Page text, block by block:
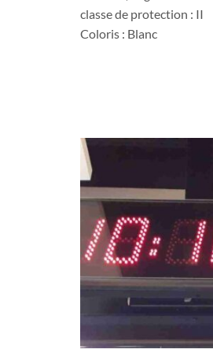
classe de protection : II
Coloris : Blanc